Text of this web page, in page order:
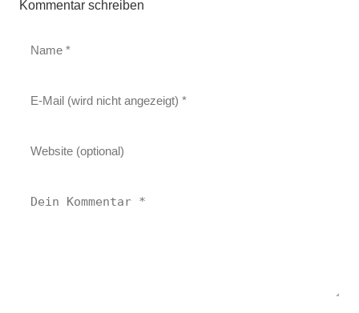
Kommentar schreiben